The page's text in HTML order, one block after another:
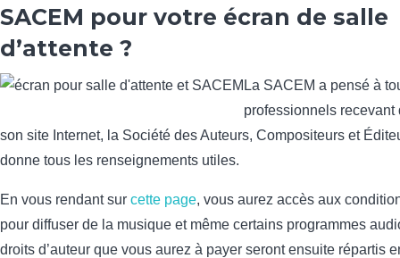
SACEM pour votre écran de salle
d’attente ?
La SACEM a pensé à
professionnels recevant
son site Internet, la Société des Auteurs, Compositeurs et
donne tous les renseignements utiles.
En vous rendant sur cette page, vous aurez accès aux
pour diffuser de la musique et même certains programmes
droits d’auteur que vous aurez à payer seront ensuite répartis